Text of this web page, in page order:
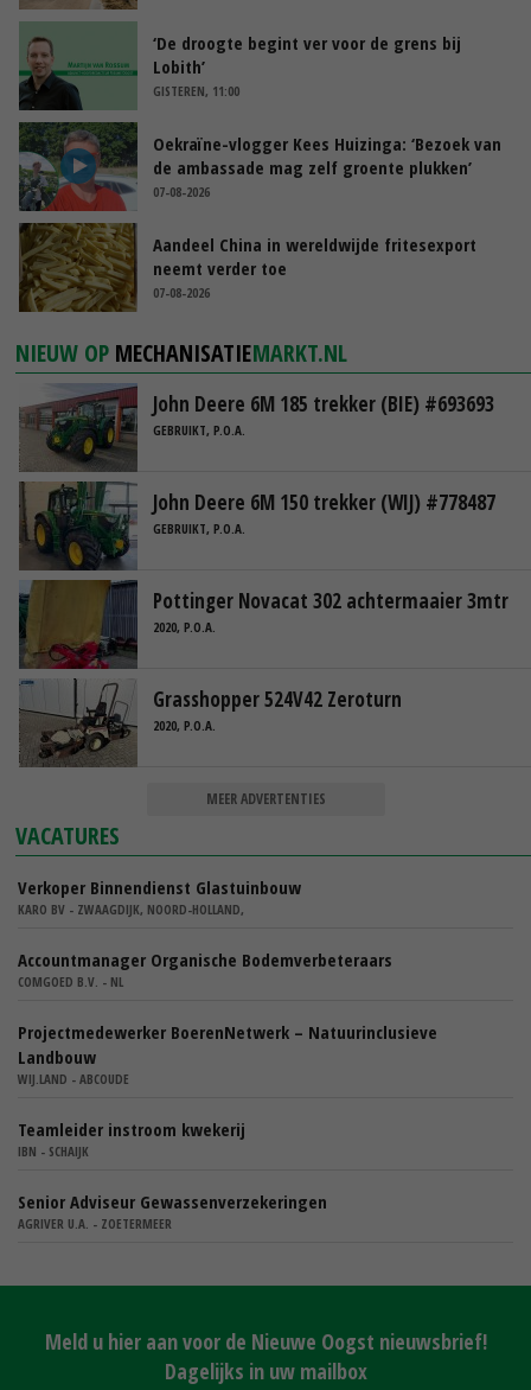
‘De droogte begint ver voor de grens bij
Lobith’
GISTEREN, 11:00
Oekraïne-vlogger Kees Huizinga: ‘Bezoek van
de ambassade mag zelf groente plukken’
07-08-2026
Aandeel China in wereldwijde fritesexport
neemt verder toe
07-08-2026
NIEUW OP MECHANISATIEMARKT.NL
John Deere 6M 185 trekker (BIE) #693693
GEBRUIKT, P.O.A.
John Deere 6M 150 trekker (WIJ) #778487
GEBRUIKT, P.O.A.
Pottinger Novacat 302 achtermaaier 3mtr
2020, P.O.A.
Grasshopper 524V42 Zeroturn
2020, P.O.A.
MEER ADVERTENTIES
VACATURES
Verkoper Binnendienst Glastuinbouw
KARO BV - ZWAAGDIJK, NOORD-HOLLAND,
Accountmanager Organische Bodemverbeteraars
COMGOED B.V. - NL
Projectmedewerker BoerenNetwerk – Natuurinclusieve
Landbouw
WIJ.LAND - ABCOUDE
Teamleider instroom kwekerij
IBN - SCHAIJK
Senior Adviseur Gewassenverzekeringen
AGRIVER U.A. - ZOETERMEER
Meld u hier aan voor de Nieuwe Oogst nieuwsbrief!
Dagelijks in uw mailbox